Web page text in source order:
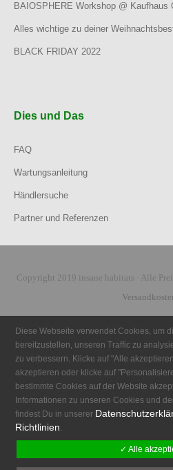
BAIOSPHERE Workshop @ Kaufhaus
Alles wichtige zu deiner
BLACK FRIDAY 2022
Dies und Das
FAQ
Wartungsanleitung
Händlersuche
Partner und Referenzen
Copyright 2019 insane habitats · Alle
Diese Webseite verwendet Cookies, um
bereitzustellen, unseren Traffic zu
zu verbessern. Klicke auf "Alle
akzeptieren oder klicke auf
bestimmte Cookies auf der Website
Informationen zu unseren Cookies und
findest Du in unserer
Richtlinien.
✓ Alle